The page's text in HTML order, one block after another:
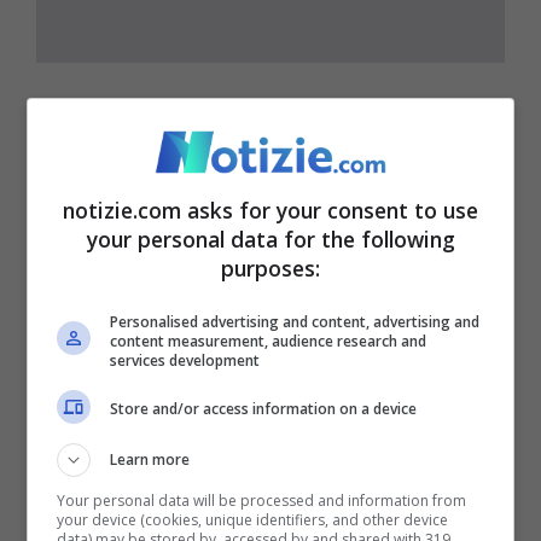
03 Maggio
Netanyahu pronto a
ricandidarsi ancora
Secondo quanto riportato dal
“Times of Israel” ha fatto sapere che
il premier israeliano, Benjamin
Netanyahu, si ricandiderà
nuovamente.
notizie.com asks for your consent to use
your personal data for the following
purposes:
Personalised advertising and content, advertising and
content measurement, audience research and
services development
Store and/or access information on a device
Learn more
Your personal data will be processed and information from
your device (cookies, unique identifiers, and other device